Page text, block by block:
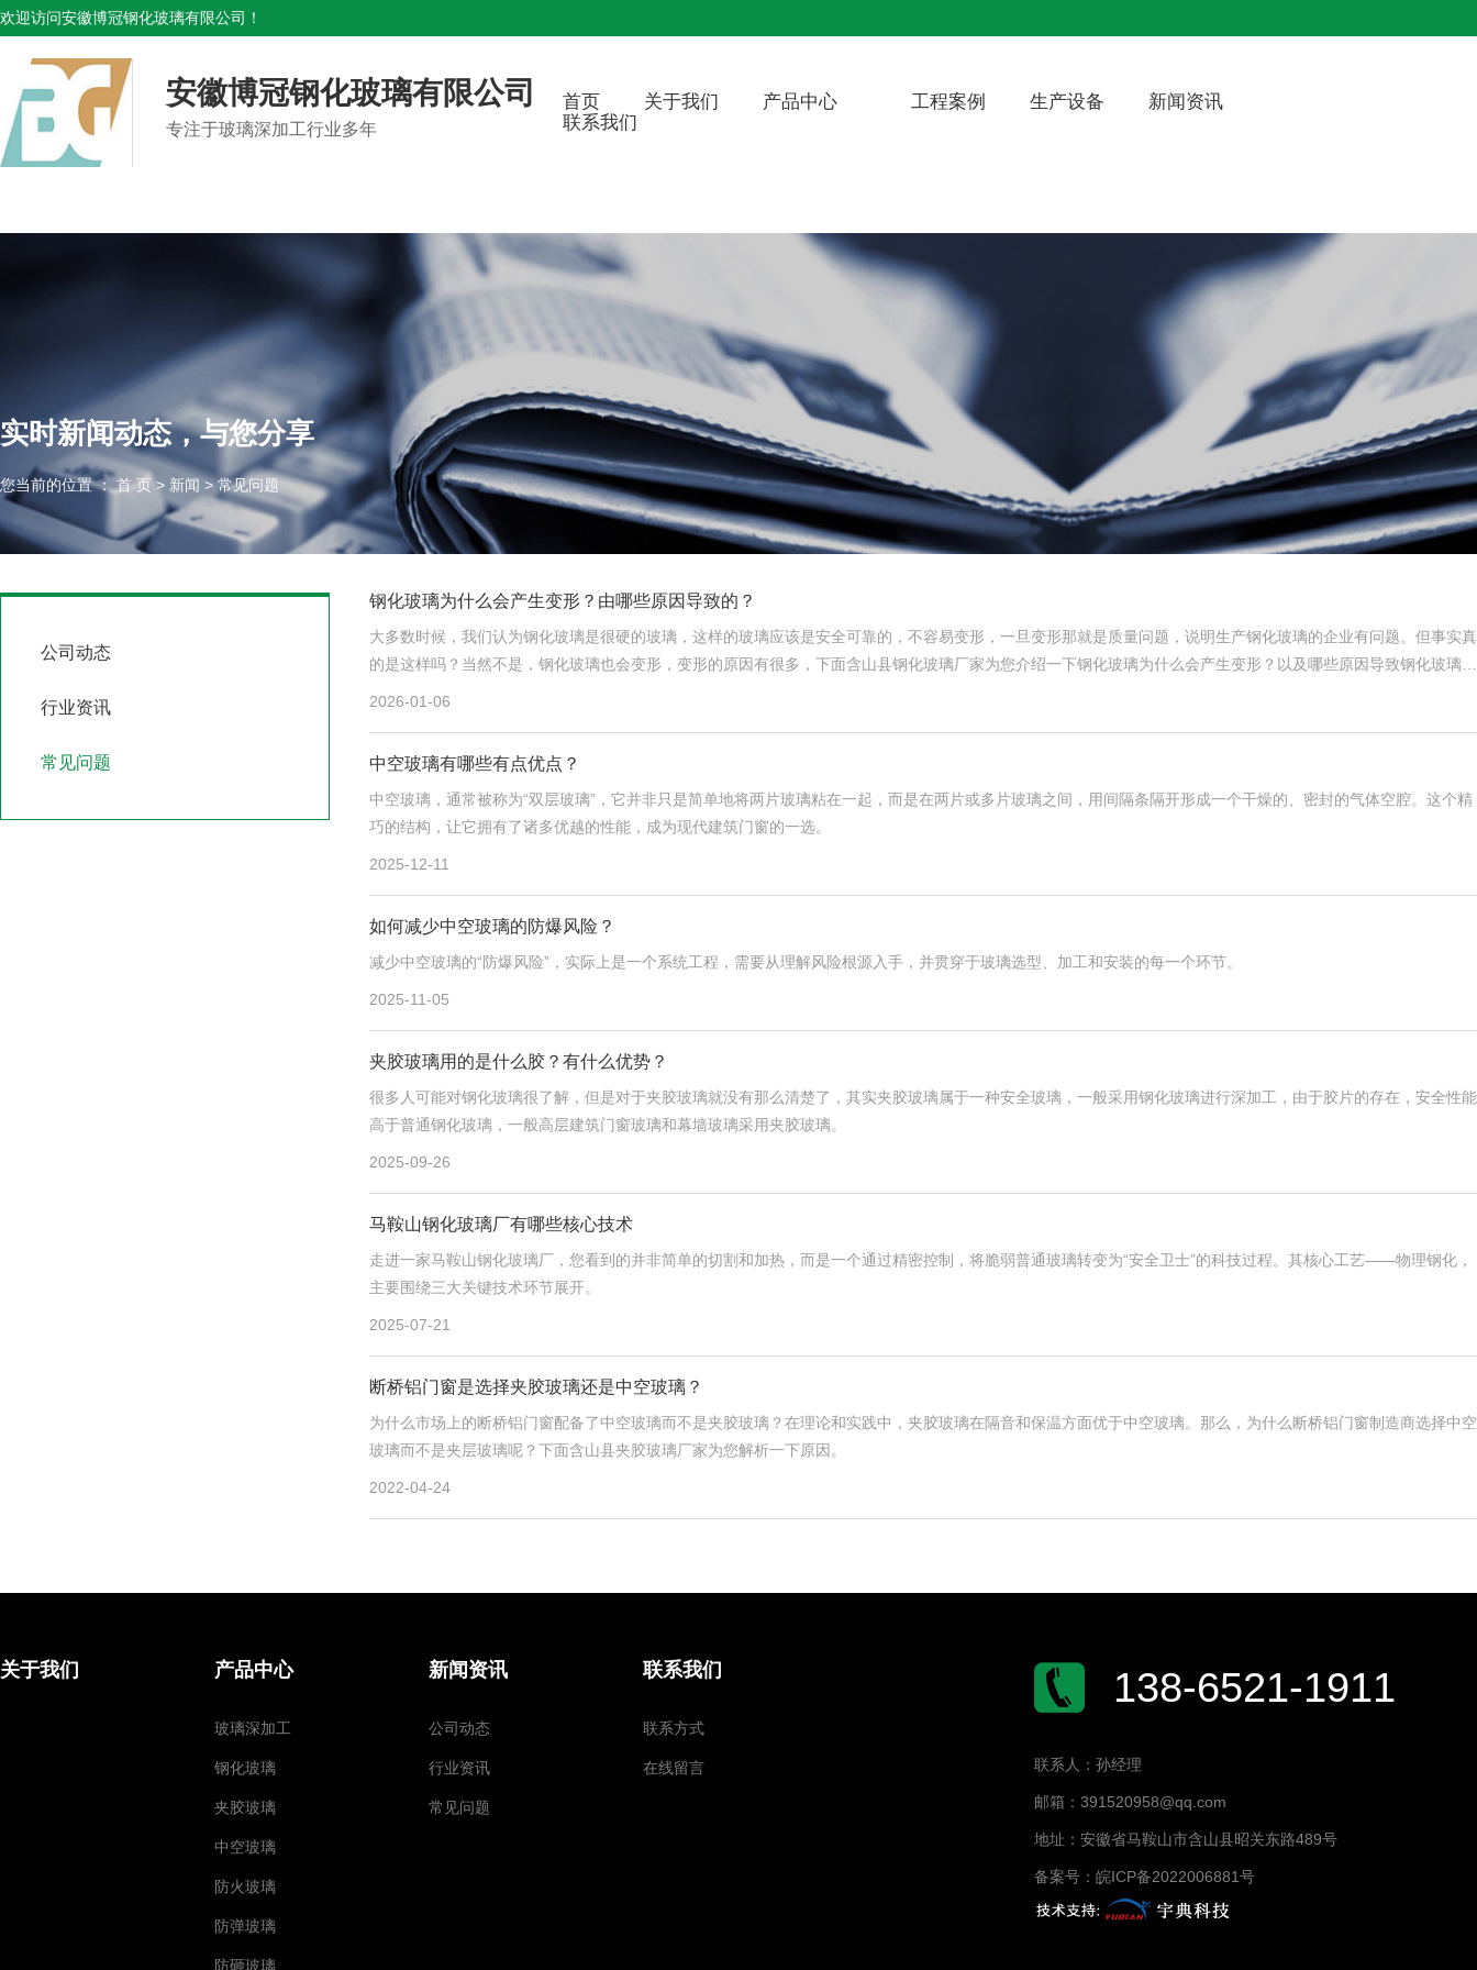
欢迎访问安徽博冠钢化玻璃有限公司！
安徽博冠钢化玻璃有限公司
专注于玻璃深加工行业多年
首页 关于我们 产品中心 工程案例 生产设备
新闻资讯
联系我们
产品规格齐全，支持定制
您当前的位置 ： 首 页>新闻 >常见问题
实时新闻动态，与您分享
您当前的位置 ： 首 页> 新闻 >常见问题
公司动态
行业资讯
常见问题
钢化玻璃为什么会产生变形？由哪些原因导致的？
大多数时候，我们认为钢化玻璃是很硬的玻璃，这样的玻璃应该是安全可靠的，不容易变形，一旦变形那就是质量问题，说明生产钢化玻璃的企业有问题。但事实真
的是这样吗？当然不是，钢化玻璃也会变形，变形的原因有很多，下面含山县钢化玻璃厂家为您介绍一下钢化玻璃为什么会产生变形？以及哪些原因导致钢化玻璃变
2026-01-06
中空玻璃有哪些有点优点？
中空玻璃，通常被称为“双层玻璃”，它并非只是简单地将两片玻璃粘在一起，而是在两片或多片玻璃之间，用间隔条隔开形成一个干燥的、密封的气体空腔。这个精
巧的结构，让它拥有了诸多优越的性能，成为现代建筑门窗的一选。
2025-12-11
如何减少中空玻璃的防爆风险？
减少中空玻璃的“防爆风险”，实际上是一个系统工程，需要从理解风险根源入手，并贯穿于玻璃选型、加工和安装的每一个环节。
2025-11-05
夹胶玻璃用的是什么胶？有什么优势？
很多人可能对钢化玻璃很了解，但是对于夹胶玻璃就没有那么清楚了，其实夹胶玻璃属于一种安全玻璃，一般采用钢化玻璃进行深加工，由于胶片的存在，安全性能
高于普通钢化玻璃，一般高层建筑门窗玻璃和幕墙玻璃采用夹胶玻璃。
2025-09-26
马鞍山钢化玻璃厂有哪些核心技术
走进一家马鞍山钢化玻璃厂，您看到的并非简单的切割和加热，而是一个通过精密控制，将脆弱普通玻璃转变为“安全卫士”的科技过程。其核心工艺——物理钢化，
主要围绕三大关键技术环节展开。
2025-07-21
断桥铝门窗是选择夹胶玻璃还是中空玻璃？
为什么市场上的断桥铝门窗配备了中空玻璃而不是夹胶玻璃？在理论和实践中，夹胶玻璃在隔音和保温方面优于中空玻璃。那么，为什么断桥铝门窗制造商选择中空
玻璃而不是夹层玻璃呢？下面含山县夹胶玻璃厂家为您解析一下原因。
2022-04-24
关于我们 产品中心
玻璃深加工
钢化玻璃
夹胶玻璃
中空玻璃
防火玻璃
防弹玻璃
防砸玻璃
新闻资讯
公司动态
行业资讯
常见问题
联系我们
联系方式
在线留言
138-6521-1911
联系人：孙经理
邮箱：391520958@qq.com
地址：安徽省马鞍山市含山县昭关东路489号
备案号： 皖ICP备2022006881号